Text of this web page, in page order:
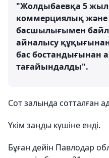
"Жолдыбаевқа 5 жыл
коммерциялық
басшылығымен
айналысу
бас бостандығынан
тағайындалды".
Сот залында сотталған
Үкім заңды күшіне енді.
Бұған дейін Павлодар